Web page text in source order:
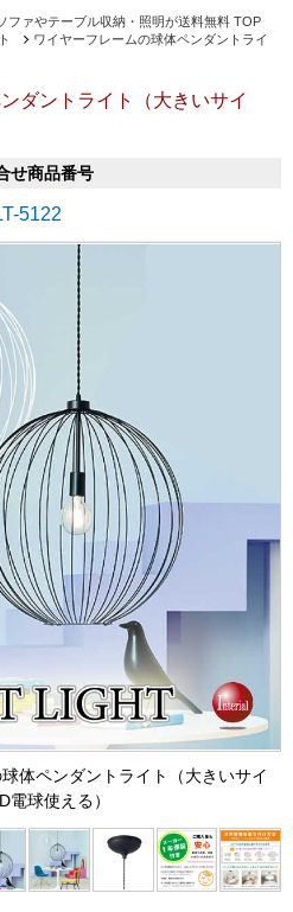
ファやテーブル収納・照明が送料無料 TOP
ワイヤーフレームの球体ペンダントライ
ダントライト（大きいサイ
せ商品番号
5122
体ペンダントライト（大きいサイ
電球使える）